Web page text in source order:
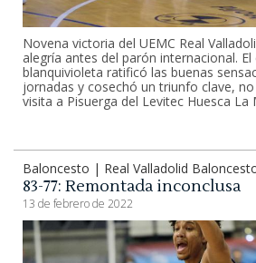
Novena victoria del UEMC Real
alegría antes del parón internacional.
blanquivioleta ratificó las buenas
jornadas y cosechó un triunfo clave,
visita a Pisuerga del Levitec Huesca La
Baloncesto | Real Valladolid
83-77: Remontada inconclusa
13 de febrero de 2022